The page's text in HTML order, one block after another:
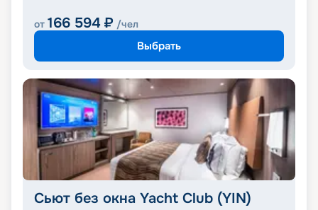
от 166 594 ₽ /чел
Выбрать
Сьют без окна Yacht Club (YIN)